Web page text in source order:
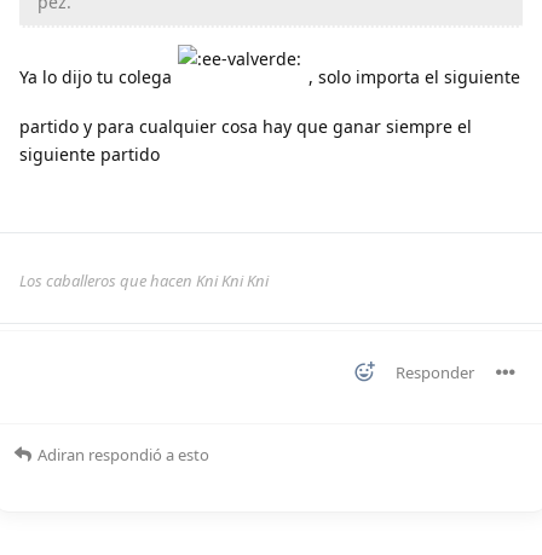
Ya lo dijo tu colega , solo importa el siguiente
partido y para cualquier cosa hay que ganar siempre el
siguiente partido
Los caballeros que hacen Kni Kni Kni
Responder
Adiran respondió a esto